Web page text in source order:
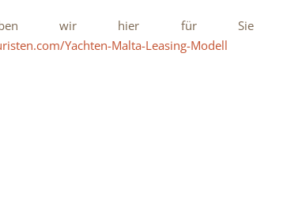
haben wir hier für Sie
Yachten-Malta-Leasing-Modell